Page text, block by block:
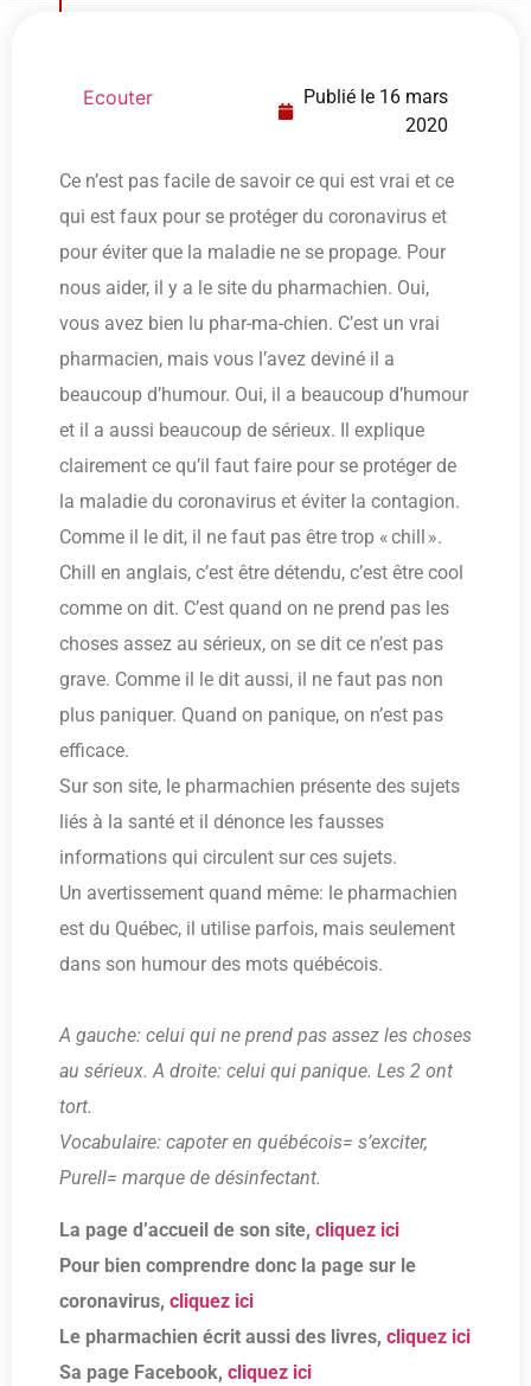
Ecouter Publié le 16 mars
2020
Ce n’est pas facile de savoir ce qui est vrai et ce
qui est faux pour se protéger du coronavirus et
pour éviter que la maladie ne se propage. Pour
nous aider, il y a le site du pharmachien. Oui,
vous avez bien lu phar-ma-chien. C’est un vrai
pharmacien, mais vous l’avez deviné il a
beaucoup d’humour. Oui, il a beaucoup d’humour
et il a aussi beaucoup de sérieux. Il explique
clairement ce qu’il faut faire pour se protéger de
la maladie du coronavirus et éviter la contagion.
Comme il le dit, il ne faut pas être trop « chill ».
Chill en anglais, c’est être détendu, c’est être cool
comme on dit. C’est quand on ne prend pas les
choses assez au sérieux, on se dit ce n’est pas
grave. Comme il le dit aussi, il ne faut pas non
plus paniquer. Quand on panique, on n’est pas
efficace.
Sur son site, le pharmachien présente des sujets
liés à la santé et il dénonce les fausses
informations qui circulent sur ces sujets.
Un avertissement quand même: le pharmachien
est du Québec, il utilise parfois, mais seulement
dans son humour des mots québécois.
A gauche: celui qui ne prend pas assez les choses
au sérieux. A droite: celui qui panique. Les 2 ont
tort.
Vocabulaire: capoter en québécois= s’exciter,
Purell= marque de désinfectant.
La page d’accueil de son site, cliquez ici
Pour bien comprendre donc la page sur le
coronavirus, cliquez ici
Le pharmachien écrit aussi des livres, cliquez ici
Sa page Facebook, cliquez ici